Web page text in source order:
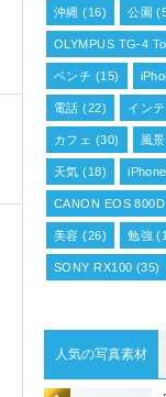
沖縄 (16) 公園
OLYMPUS TG-4
ベンチ (15)
電話 (22) イン
カフェ (30) 風景
天気 (18)
CANON EOS 800D
美容 (26) 勉強
SONY RX100 (35)
人気の写真素材